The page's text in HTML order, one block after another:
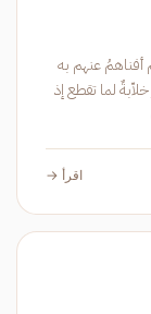
شذَّ الذين تفرّدوا عنهم بمن قد قال فيهم إنه هو عينهم أفناهمُ عنهم به
في نعتهم فبدا لهم لما دعاهم كونهم فتحققوا إن الأمورَ خلاّبةٌ لما تقطع إذ
اقرأ →